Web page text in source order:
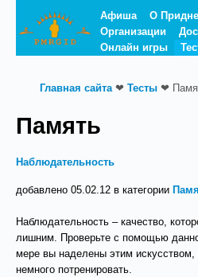
Афиша О
Организации
Онлайн игры
Главная сайта❤ Тесты ❤
Память
Наблюдательность
добавлено 05.02.12 в категории
Наблюдательность – качество,
лишним. Проверьте с помощью
мере вы наделены этим
немного потренировать.